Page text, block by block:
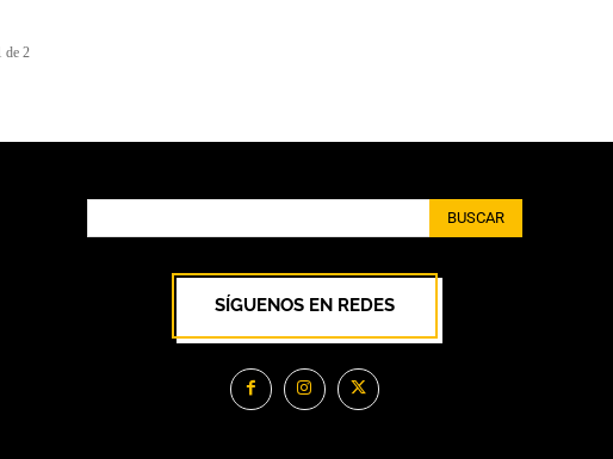
de 2
BUSCAR
SÍGUENOS EN REDES